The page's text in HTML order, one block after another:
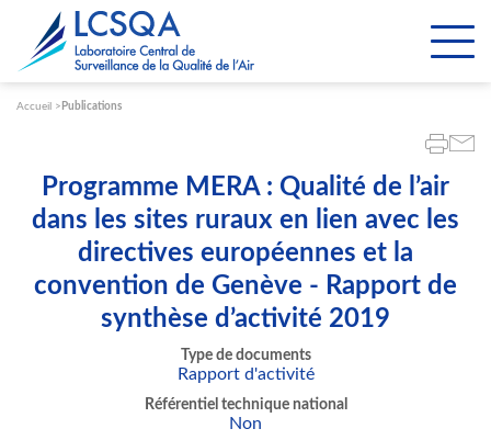
Accueil Publications
Programme MERA : Qualité de l’air
dans les sites ruraux en lien avec les
directives européennes et la
convention de Genève - Rapport de
synthèse d’activité 2019
Type de documents
Rapport d'activité
Référentiel technique national
Non
Paramétrer les cookies